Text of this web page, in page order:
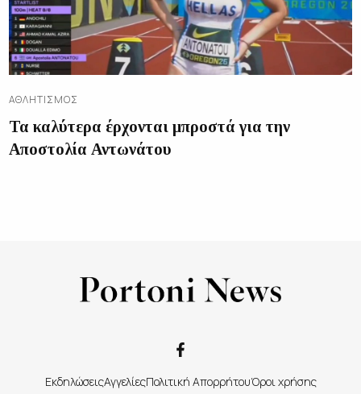
ΑΘΛΗΤΙΣΜΌΣ
Τα καλύτερα έρχονται μπροστά για την
Αποστολία Αντωνάτου
ΕκδηλώσειςΑγγελίεςΠολιτική ΑπορρήτουΌροι χρήσης